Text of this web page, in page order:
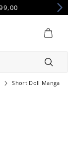
Short Doll Manga